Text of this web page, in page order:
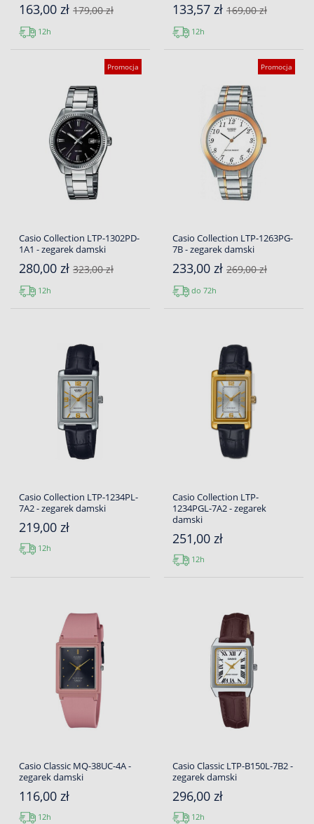
163,00 zł 179,00 zł
12h
133,57 zł 169,00 zł
12h
Promocja
Casio Collection LTP-1302PD-
1A1 - zegarek damski
280,00 zł 323,00 zł
12h
Promocja
Casio Collection LTP-1263PG-
7B - zegarek damski
233,00 zł 269,00 zł
do 72h
Casio Collection LTP-1234PL-
7A2 - zegarek damski
219,00 zł
12h
Casio Collection LTP-
1234PGL-7A2 - zegarek
damski
251,00 zł
12h
Casio Classic MQ-38UC-4A -
zegarek damski
116,00 zł
12h
Casio Classic LTP-B150L-7B2 -
zegarek damski
296,00 zł
12h